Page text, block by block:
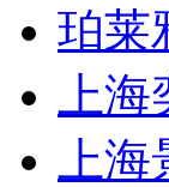
珀莱
上
上